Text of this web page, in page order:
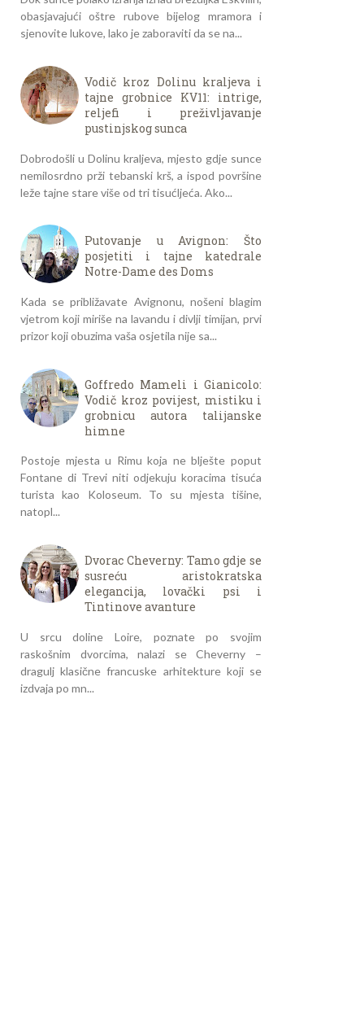
obasjavajući oštre rubove bijelog mramora i
sjenovite lukove, lako je zaboraviti da se na...
Vodič kroz Dolinu kraljeva i
tajne grobnice KV11: intrige,
reljefi i preživljavanje
pustinjskog sunca
Dobrodošli u Dolinu kraljeva, mjesto gdje sunce
nemilosrdno prži tebanski krš, a ispod površine
leže tajne stare više od tri tisućljeća. Ako...
Putovanje u Avignon: Što
posjetiti i tajne katedrale
Notre-Dame des Doms
Kada se približavate Avignonu, nošeni blagim
vjetrom koji miriše na lavandu i divlji timijan, prvi
prizor koji obuzima vaša osjetila nije sa...
Goffredo Mameli i Gianicolo:
Vodič kroz povijest, mistiku i
grobnicu autora talijanske
himne
Postoje mjesta u Rimu koja ne blješte poput
Fontane di Trevi niti odjekuju koracima tisuća
turista kao Koloseum. To su mjesta tišine,
natopl...
Dvorac Cheverny: Tamo gdje se
susreću aristokratska
elegancija, lovački psi i
Tintinove avanture
U srcu doline Loire, poznate po svojim
raskošnim dvorcima, nalazi se Cheverny –
dragulj klasične francuske arhitekture koji se
izdvaja po mn...